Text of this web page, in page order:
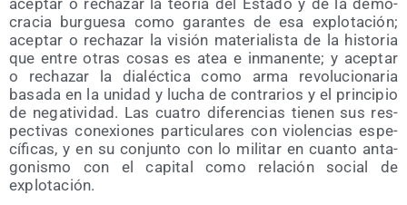
cra­cia bur­gue­sa como garan­tes de esa explo­ta­ción;
acep­tar o recha­zar la visión mate­ria­lis­ta de la his­to­ria
que entre otras cosas es atea e inma­nen­te; y acep­tar
o recha­zar la dia­léc­ti­ca como arma revo­lu­cio­na­ria
basa­da en la uni­dad y lucha de con­tra­rios y el prin­ci­pio
de nega­ti­vi­dad. Las cua­tro dife­ren­cias tie­nen sus res­
pec­ti­vas cone­xio­nes par­ti­cu­la­res con vio­len­cias espe­
cí­fi­cas, y en su con­jun­to con lo mili­tar en cuan­to anta­
go­nis­mo con el capi­tal como rela­ción social de
explotación.